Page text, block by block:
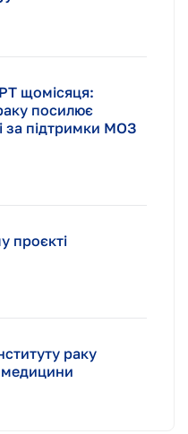
щомісяця:
посилює
за підтримки МОЗ
проєкті
раку
медицини